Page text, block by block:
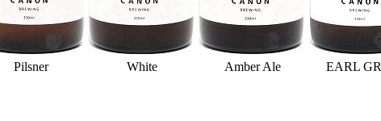
Pilsner White Amber Ale EARL